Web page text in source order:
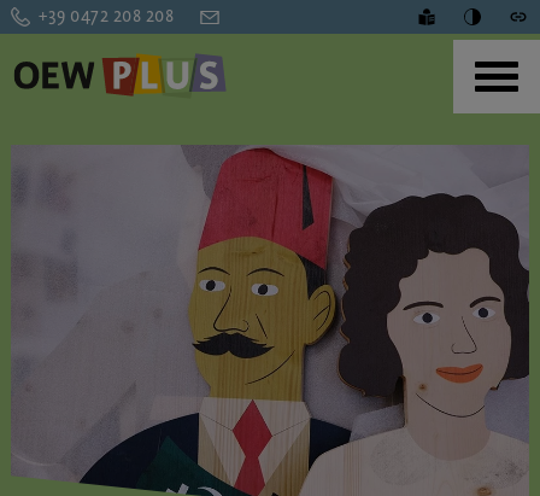
+39 0472 208 208